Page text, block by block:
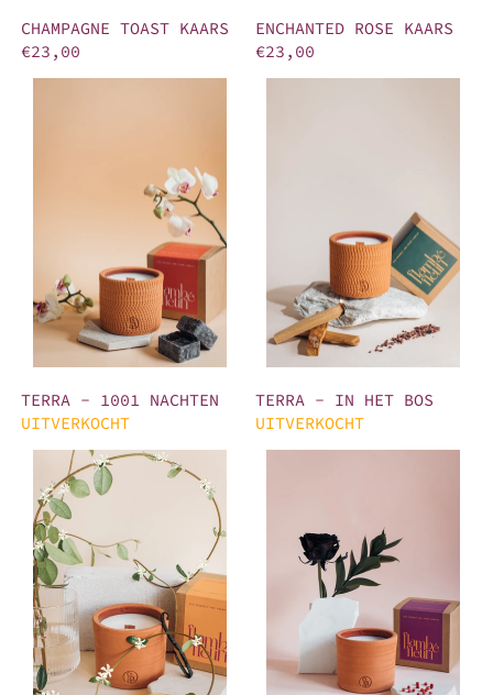
CHAMPAGNE TOAST KAARS
€23,00
ENCHANTED ROSE KAARS
€23,00
TERRA - 1001 NACHTEN
UITVERKOCHT
TERRA - IN HET BOS
UITVERKOCHT
TERRA - CHAMPAGNE TOAST